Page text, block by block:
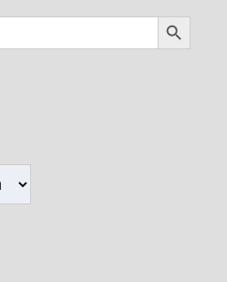
Search Button